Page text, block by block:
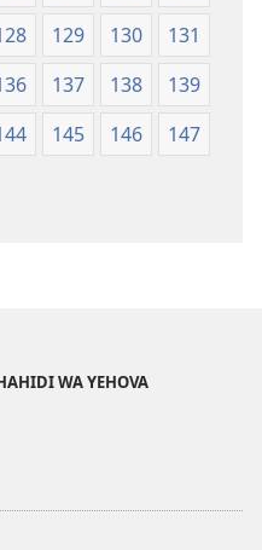
129 130
131
137 138
139
145 146
147
WA YEHOVA